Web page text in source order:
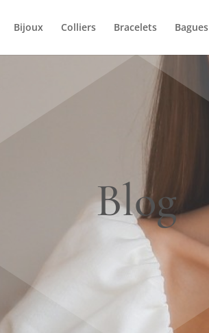
Bijoux Colliers Bracelets Bagues
Blog